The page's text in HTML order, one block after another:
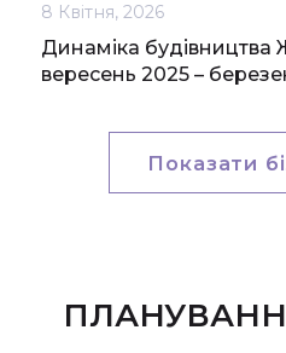
8 Квітня, 2026
Динаміка
вересень 2025 –
Показати